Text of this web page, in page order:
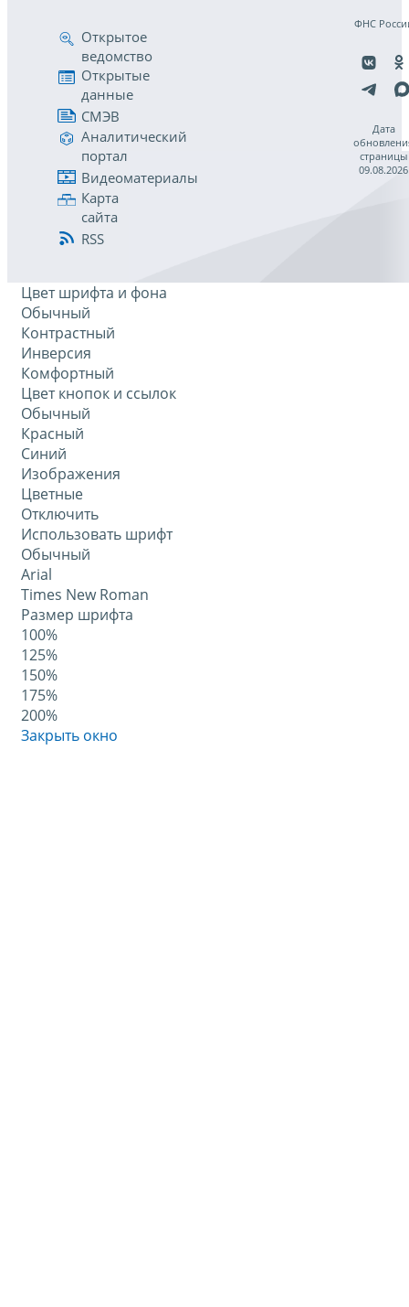
Открытое
ведомство
Открытые
данные
СМЭВ
Аналитический
портал
Видеоматериалы
Карта
сайта
RSS
ФНС
Дата
страницы
09.08.2026
Цвет шрифта и фона
Обычный
Контрастный
Инверсия
Комфортный
Цвет кнопок и ссылок
Обычный
Красный
Синий
Изображения
Цветные
Отключить
Использовать шрифт
Обычный
Arial
Times New Roman
Размер шрифта
100%
125%
150%
175%
200%
Закрыть окно